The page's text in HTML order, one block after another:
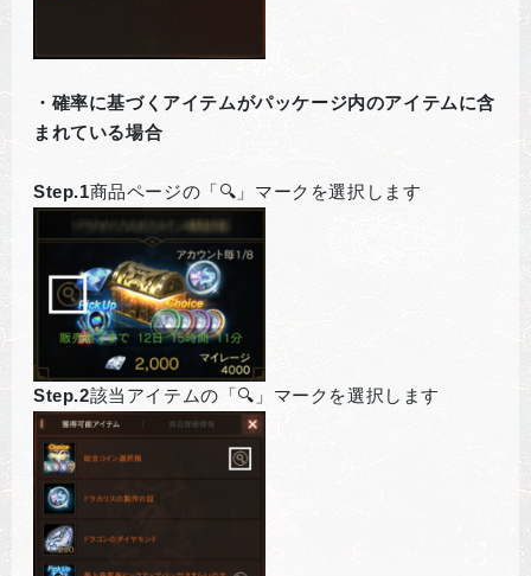
・確率に基づくアイテムがパッケージ内のアイテムに含
まれている場合
Step.1商品ページの「🔍」マークを選択します
Step.2該当アイテムの「🔍」マークを選択します